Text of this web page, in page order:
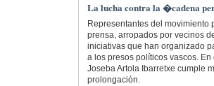
La lucha contra la �cadena
Representantes del
prensa, arropados por vecinos
iniciativas que han organizado
a los presos políticos vascos.
Joseba Artola Ibarretxe cumple
prolongación.